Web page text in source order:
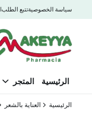
سياسة الخصوصيةتتبع الطلب
الرئيسية المتجر
الرئيسية العناية بالشعر